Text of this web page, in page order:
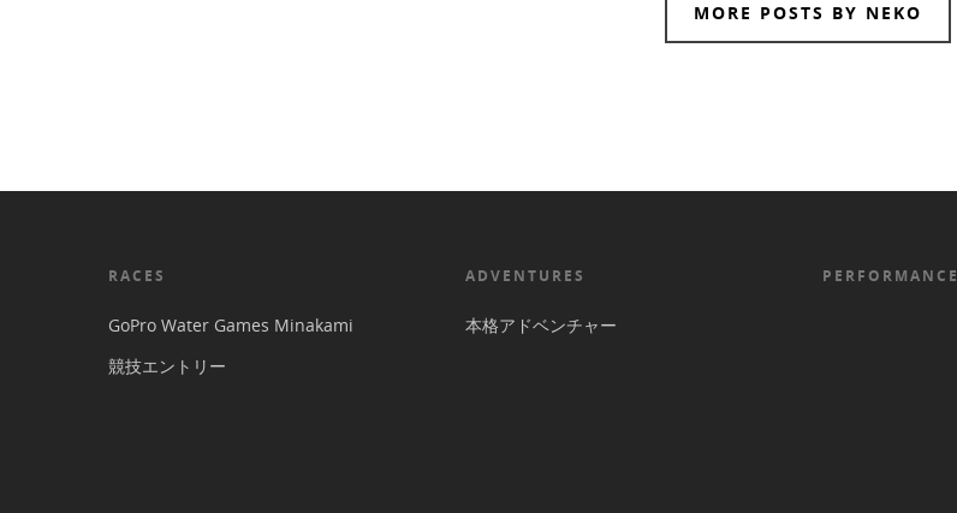
MORE POSTS BY NEKO
RACES
GoPro Water Games Minakami
競技エントリー
ADVENTURES
本格アドベンチャー
PERFORMANCE